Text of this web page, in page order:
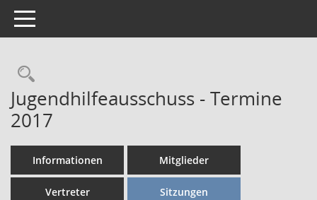
Toggle navigation
Rechercheauswahl
Jugendhilfeausschuss - Termine
2017
Informationen Mitglieder
Vertreter Sitzungen